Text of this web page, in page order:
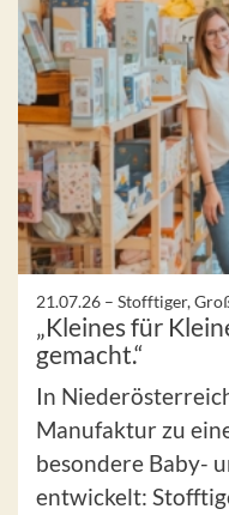
21.07.26 – Stofftiger,
„Kleines für
gemacht.“
In
Manufaktur zu
besondere Baby-
entwickelt: